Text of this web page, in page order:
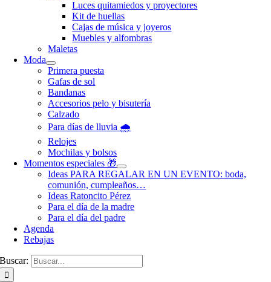
Luces quitamiedos y proyectores
Kit de huellas
Cajas de música y joyeros
Muebles y alfombras
Maletas
Moda
Primera puesta
Gafas de sol
Bandanas
Accesorios pelo y bisutería
Calzado
Para días de lluvia 🌧️
Relojes
Mochilas y bolsos
Momentos especiales 🎁
Ideas PARA REGALAR EN UN EVENTO: boda,
comunión, cumpleaños…
Ideas Ratoncito Pérez
Para el día de la madre
Para el día del padre
Agenda
Rebajas
Buscar: